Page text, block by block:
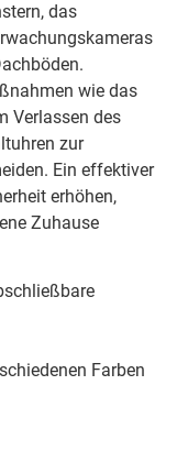
das
wie das
Verlassen des
zur
Ein effektiver
erhöhen,
Zuhause
Farben